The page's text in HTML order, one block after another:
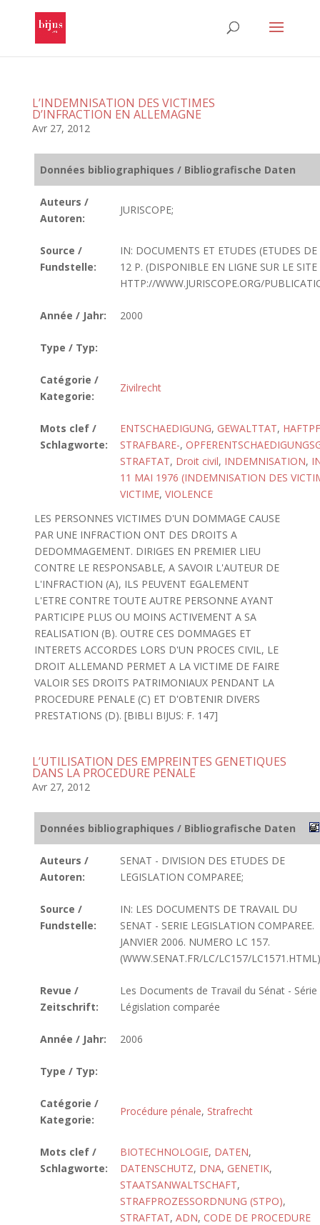
L’INDEMNISATION DES VICTIMES
D’INFRACTION EN ALLEMAGNE
Avr 27, 2012
Données bibliographiques / Bibliografische Daten
Auteurs /
Autoren:
JURISCOPE;
Source /
Fundstelle:
IN: DOCUMENTS ET ETUDES (ETUDES
12 P. (DISPONIBLE EN LIGNE SUR LE SITE
HTTP://WWW.JURISCOPE.ORG/
Année / Jahr: 2000
Type / Typ:
Catégorie /
Kategorie:
Zivilrecht
Mots clef /
Schlagworte:
ENTSCHAEDIGUNG, GEWALTTAT,
STRAFBARE-,
STRAFTAT, Droit civil, INDEMNISATION,
11 MAI 1976 (INDEMNISATION DES
VICTIME, VIOLENCE
LES PERSONNES VICTIMES D'UN DOMMAGE CAUSE
PAR UNE INFRACTION ONT DES DROITS A
DEDOMMAGEMENT. DIRIGES EN PREMIER LIEU
CONTRE LE RESPONSABLE, A SAVOIR L'AUTEUR DE
L'INFRACTION (A), ILS PEUVENT EGALEMENT
L'ETRE CONTRE TOUTE AUTRE PERSONNE AYANT
PARTICIPE PLUS OU MOINS ACTIVEMENT A SA
REALISATION (B). OUTRE CES DOMMAGES ET
INTERETS ACCORDES LORS D'UN PROCES CIVIL, LE
DROIT ALLEMAND PERMET A LA VICTIME DE FAIRE
VALOIR SES DROITS PATRIMONIAUX PENDANT LA
PROCEDURE PENALE (C) ET D'OBTENIR DIVERS
PRESTATIONS (D). [BIBLI BIJUS: F. 147]
L’UTILISATION DES EMPREINTES GENETIQUES
DANS LA PROCEDURE PENALE
Avr 27, 2012
Données bibliographiques / Bibliografische Daten
Auteurs /
Autoren:
SENAT - DIVISION DES ETUDES DE
LEGISLATION COMPAREE;
Source /
Fundstelle:
IN: LES DOCUMENTS DE TRAVAIL DU
SENAT - SERIE LEGISLATION COMPAREE.
JANVIER 2006. NUMERO LC 157.
(WWW.SENAT.FR/LC/LC157/LC1571.HTML)
Revue /
Zeitschrift:
Les Documents de Travail du Sénat - Série
Législation comparée
Année / Jahr: 2006
Type / Typ:
Catégorie /
Kategorie:
Procédure pénale, Strafrecht
Mots clef /
Schlagworte:
BIOTECHNOLOGIE, DATEN,
DATENSCHUTZ, DNA, GENETIK,
STAATSANWALTSCHAFT,
STRAFPROZESSORDNUNG (STPO),
STRAFTAT, ADN, CODE DE PROCEDURE